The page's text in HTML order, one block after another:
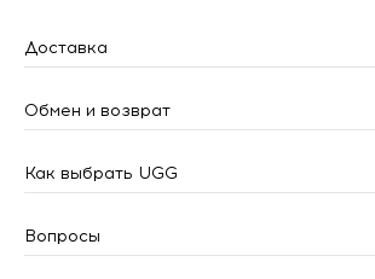
Доставка
Обмен и возврат
Как выбрать UGG
Вопросы